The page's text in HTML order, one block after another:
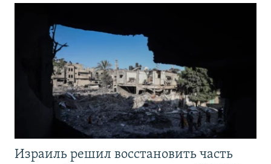
Израиль решил восстановить часть